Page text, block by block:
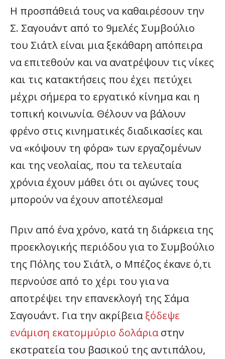
Η προσπάθειά τους να καθαιρέσουν την
Σ. Σαγουάντ από το 9μελές Συμβούλιο
του Σιάτλ είναι μια ξεκάθαρη απόπειρα
να επιτεθούν και να ανατρέψουν τις νίκες
και τις κατακτήσεις που έχει πετύχει
μέχρι σήμερα το εργατικό κίνημα και η
τοπική κοινωνία. Θέλουν να βάλουν
φρένο στις κινηματικές διαδικασίες και
να «κόψουν τη φόρα» των εργαζομένων
και της νεολαίας, που τα τελευταία
χρόνια έχουν μάθει ότι οι αγώνες τους
μπορούν να έχουν αποτέλεσμα!
Πριν από ένα χρόνο, κατά τη διάρκεια της
προεκλογικής περιόδου για το Συμβούλιο
της Πόλης του Σιάτλ, ο Μπέζος έκανε ό,τι
περνούσε από το χέρι του για να
αποτρέψει την επανεκλογή της Σάμα
Σαγουάντ. Για την ακρίβειαξόδεψε
ενάμιση εκατομμύριο δολάριαστην
εκστρατεία του βασικού της αντιπάλου,